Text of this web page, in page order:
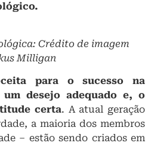
Crédito de imagem
Milligan
para o sucesso na
um desejo adequado e, o
certa. A atual geração
a maioria dos membros
– estão sendo criados em